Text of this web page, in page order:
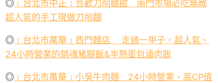
◎ ﹝ 台北市中正﹞合歡刀削麵館 南門市場必吃無敵
超人氣的手工現做刀削麵
◎ ﹝ 台北市萬華﹞西門麵店 走過一甲子，超人氣、
24小時營業的銷魂豬腳飯&半熟蛋包滷肉飯
◎ ﹝ 台北市萬華﹞小吳牛肉麵 24小時營業、高CP值